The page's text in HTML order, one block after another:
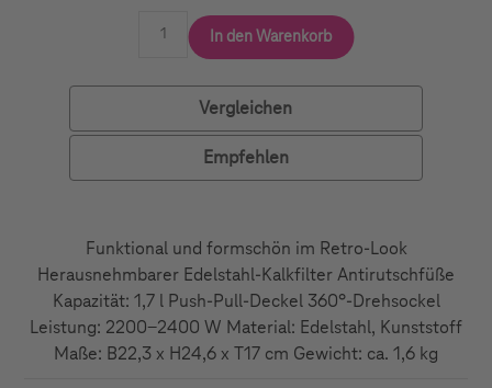
In den Warenkorb
Vergleichen
Empfehlen
Funktional und formschön im Retro-Look
Herausnehmbarer Edelstahl-Kalkfilter Antirutschfüße
Kapazität: 1,7 l Push-Pull-Deckel 360°-Drehsockel
Leistung: 2200-2400 W Material: Edelstahl, Kunststoff
Maße: B22,3 x H24,6 x T17 cm Gewicht: ca. 1,6 kg